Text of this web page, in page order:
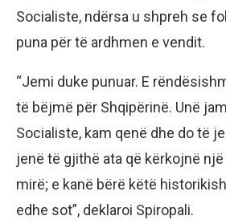
Socialiste, ndërsa u shpreh se
puna për të ardhmen e vendit.
“Jemi duke punuar. E
të bëjmë për Shqipërinë. Unë
Socialiste, kam qenë dhe do të
jenë të gjithë ata që kërkojnë
mirë; e kanë bërë këtë
edhe sot”, deklaroi Spiropali.